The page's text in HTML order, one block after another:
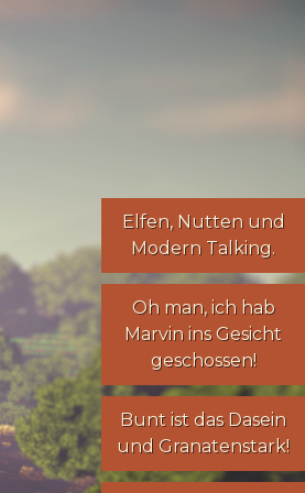
Elfen, Nuttenund
Modern Talking.
Oh man, ich hab
Marvin ins Gesicht
geschossen!
Bunt ist das Dasein
und Granatenstark!